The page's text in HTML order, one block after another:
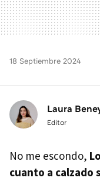
18 Septiembre 2024
Laura
Editor
No me escondo,
cuanto a calzado